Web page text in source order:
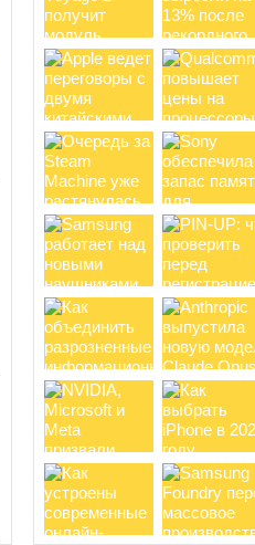
Новый хит от Netflix:
анимационный сериал
Zero получает восторженные
отзывы зрителей
Несколько дней
назад на стриминговом сервисе
Netflix состоялась премьера
анимационного сериала
Zero от...
обзаведется анимационными
проектами, но ждать второй
Edgerunners не стоитВ
2022 года на Netflix вышел
сериал Cyberpunk: Edgerunners,
получивший 100% свежести от
критиков и 95%...